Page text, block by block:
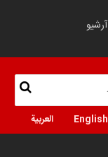
آرشیو
English العربية